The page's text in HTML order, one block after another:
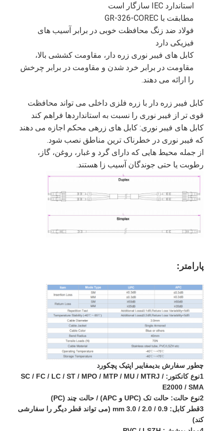
خانه
محصولات
درباره ما
با ما تماس بگیرید
اخبار
حالا حرف بزن
MPO MTP
WDM MUX DEMUX
تقسیم کننده فیبر نوری PLC
کابل فیبر نوری
استاندارد IEC سازگار است
مطابقت با GR-326-COREC
فولاد ضد زنگ محافظت خوبی در برابر آسیب های
فیزیکی دارد
کابل های فیبر نوری زره دار، مقاومت کششی بالا،
مقاومت در برابر خرد شدن و مقاومت در برابر چرخش
را ارائه می دهند.
کابل فیبر زره دار با زره فلزی داخلی می تواند محافظت
قوی تر از فیبر نوری را نسبت به استانداردها فراهم کند
کابل های فیبر نوری: کابل های زرهی محکم اجازه می دهند
که فیبر نوری در خطرناک ترین مناطق نصب شود.
از جمله محیط هایی که دارای گرد و غبار، روغن، گاز،
رطوبت یا حتی جوندگان آسیب زا هستند.
پارامتر:
چطور سفارش بدیمفايبر اپتيک پچکورد
1نوع کانکتور: SC / FC / LC / ST / MPO / MTP / MU / MTRJ /
E2000 / SMA
2نوع حالت: حالت تک (UPC و APC) / حالت چند (PC)
3قطر کابل: 0.9 / 2.0 / 3.0 mm (می تواند قطر دیگر را سفارشی
کند)